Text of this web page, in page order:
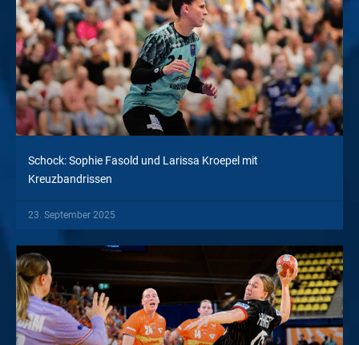
Schock: Sophie Fasold und Larissa Kroepel mit
Kreuzbandrissen
23. September 2025